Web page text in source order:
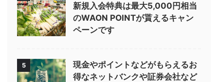
新規入会特典は最大5,000円相当
のWAON POINTが貰えるキャン
ペーンです
5
現金やポイントなどがもらえるお
得なネットバンクや証券会社など